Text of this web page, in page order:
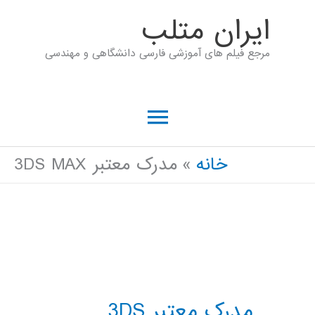
ايران متلب
مرجع فیلم های آموزشی فارسی دانشگاهی و مهندسی
فهرست
اصلی
خانه مدرک معتبر 3DS MAX